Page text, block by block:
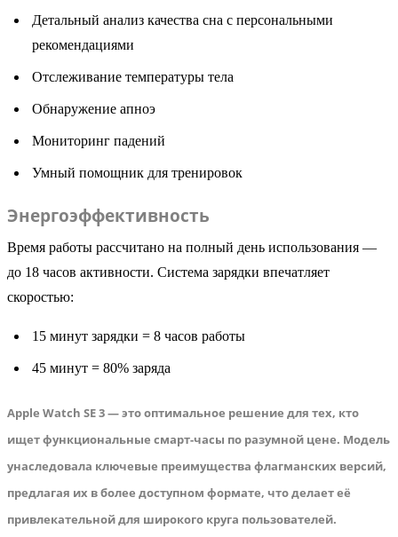
Детальный анализ качества сна с персональными
рекомендациями
Отслеживание температуры тела
Обнаружение апноэ
Мониторинг падений
Умный помощник для тренировок
Энергоэффективность
Время работы рассчитано на полный день использования —
до 18 часов активности. Система зарядки впечатляет
скоростью:
15 минут зарядки = 8 часов работы
45 минут = 80% заряда
Apple Watch SE 3 — это оптимальное решение для тех, кто
ищет функциональные смарт-часы по разумной цене. Модель
унаследовала ключевые преимущества флагманских версий,
предлагая их в более доступном формате, что делает её
привлекательной для широкого круга пользователей.